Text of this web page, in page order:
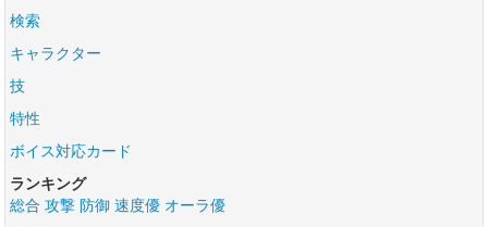
検索
キャラクター
技
特性
ボイス対応カード
ランキング
総合 攻撃 防御 速度優 オーラ優